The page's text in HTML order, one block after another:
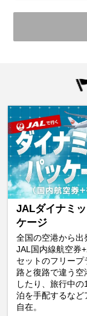
JALダイナミ
ケージ
全国の空港から出
JAL国内線航空券
セットのフリープ
路と復路で違う空
したり、旅行中の
泊を手配するなど
自在。